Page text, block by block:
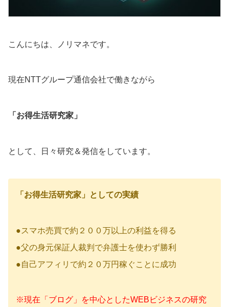
こんにちは、ノリマネです。
現在NTTグループ通信会社で働きながら
「お得生活研究家」
として、日々研究＆発信をしています。
「お得生活研究家」としての実績
●スマホ売買で約２００万以上の利益を得る
●父の身元保証人裁判で弁護士を使わず勝利
●自己アフィリで約２０万円稼ぐことに成功
※現在「ブログ」を中心としたWEBビジネスの研究